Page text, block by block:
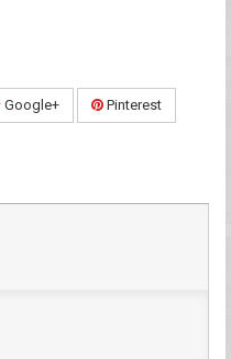
Google+ Pinterest